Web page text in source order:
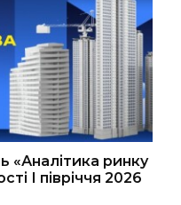
«Аналітика ринку
І півріччя 2026